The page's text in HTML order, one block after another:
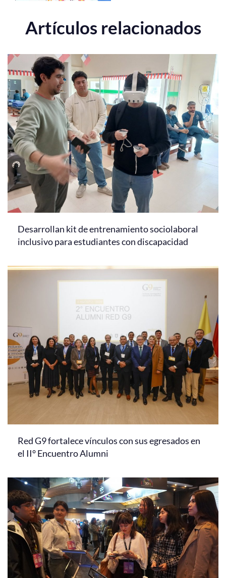
Artículos relacionados
Desarrollan kit de entrenamiento sociolaboral
inclusivo para estudiantes con discapacidad
Red G9 fortalece vínculos con sus egresados en
el II° Encuentro Alumni